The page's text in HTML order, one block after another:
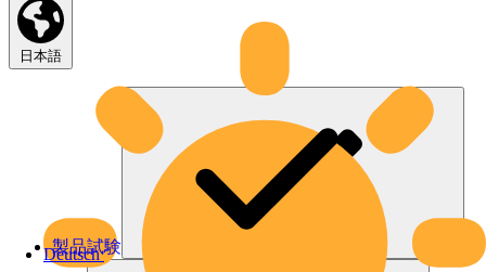
日本語
Deutsch
製品試験